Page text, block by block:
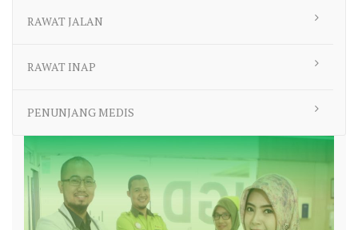
RAWAT JALAN
RAWAT INAP
PENUNJANG MEDIS